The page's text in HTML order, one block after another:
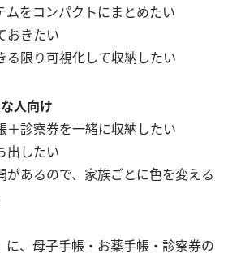
ムをコンパクトにまとめたい
おきたい
る限り可視化して収納したい
人向け
＋診察券を一緒に収納したい
出したい
あるので、家族ごとに色を変える
に、母子手帳・お薬手帳・診察券の